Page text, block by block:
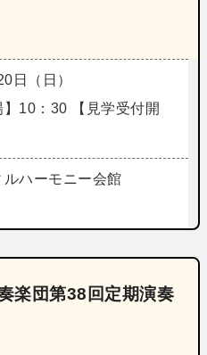
日（日）
】10：30 【見学受付開
ルハーモニー会館
楽団第38回定期演奏